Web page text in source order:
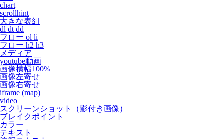
chart
scrollhint
大きな表組
dl dt dd
フロー ol li
フロー h2 h3
メディア
youtube動画
画像横幅100%
画像左寄せ
画像右寄せ
iframe (map)
video
スクリーンショット（影付き画像）
ブレイクポイント
カラー
テキスト